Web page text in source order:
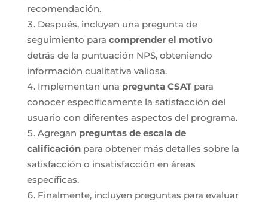
recomendación.
Después, incluyen una pregunta de
seguimiento para comprender el motivo
detrás de la puntuación NPS, obteniendo
información cualitativa valiosa.
Implementan una pregunta CSATpara
conocer específicamente la satisfacción del
usuario con diferentes aspectos del programa.
Agregan preguntas de escala de
calificaciónpara obtener más detalles sobre la
satisfacción o insatisfacción en áreas
específicas.
Finalmente, incluyen preguntas para evaluar